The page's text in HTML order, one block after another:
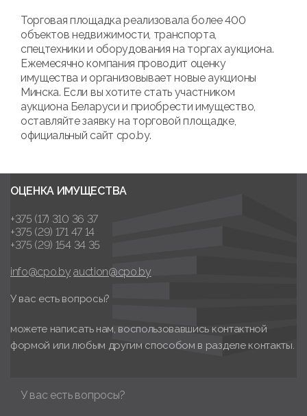
Торговая площадка реализовала более 400
объектов недвижимости, транспорта,
спецтехники и оборудования на торгах аукциона.
Ежемесячно компания проводит оценку
имущества и организовывает новые аукционы
Минска. Если вы хотите стать участником
аукциона Беларуси и приобрести имущество,
оставляйте заявку на торговой площадке,
официальный сайт cpo.by.
ОЦЕНКА ИМУЩЕСТВА
+375 (17) 310 36 37
+375 (29) 171 47 14
+375 (29) 154 34 35
info@cpo.by auction@cpo.by
У вас есть вопросы?
можете написать нам, воспользовавшись контактной
формой или любым другим способом в разделе контакты.
У вас есть вопросы?